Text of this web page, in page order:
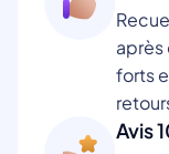
après
forts
Avis